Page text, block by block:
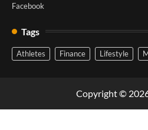
Facebook
Tags
Athletes Finance Lifestyle
Copyright ©